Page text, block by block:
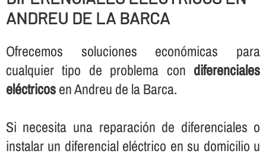
ANDREU DE LA BARCA
Ofrecemos soluciones económicas para
cualquier tipo de problema con diferenciales
eléctricosen Andreu de la Barca.
Si necesita una reparación de diferenciales o
instalar un diferencial eléctrico en su domicilio u